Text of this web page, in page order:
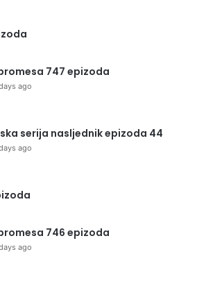
747 epizoda
ago
serija nasljednik epizoda 44
ago
746 epizoda
ago